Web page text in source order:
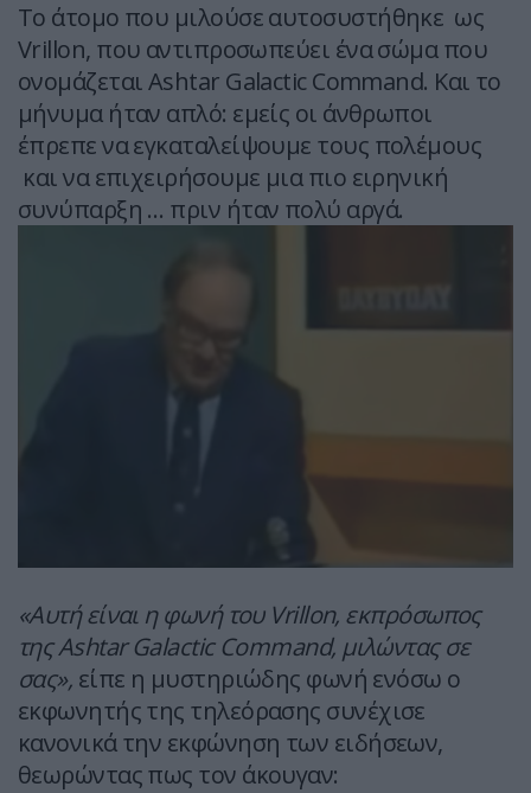
Το άτομο που μιλούσε αυτοσυστήθηκε ως
Vrillon, που αντιπροσωπεύει ένα σώμα που
ονομάζεται Ashtar Galactic Command. Και το
μήνυμα ήταν απλό: εμείς οι άνθρωποι
έπρεπε να εγκαταλείψουμε τους πολέμους
και να επιχειρήσουμε μια πιο ειρηνική
συνύπαρξη … πριν ήταν πολύ αργά.
«Αυτή είναι η φωνή του Vrillon, εκπρόσωπος
της Ashtar Galactic Command, μιλώντας σε
σας», είπε η μυστηριώδης φωνή ενόσω ο
εκφωνητής της τηλεόρασης συνέχισε
κανονικά την εκφώνηση των ειδήσεων,
θεωρώντας πως τον άκουγαν: